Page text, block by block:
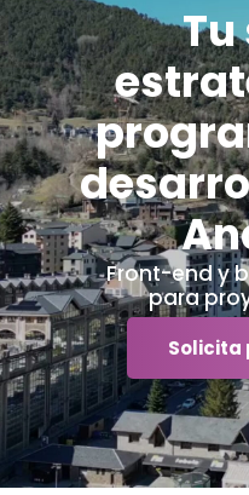
Tu
Front-end y
para
Solicita